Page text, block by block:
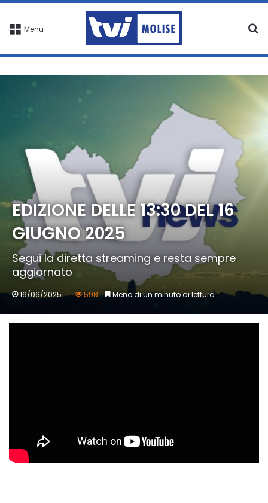
Menu
EDIZIONE DELLE 13:30 DEL 16
GIUGNO 2025
Segui la diretta streaming e resta sempre
aggiornato
16/06/2025 598 Meno di un minuto di lettura